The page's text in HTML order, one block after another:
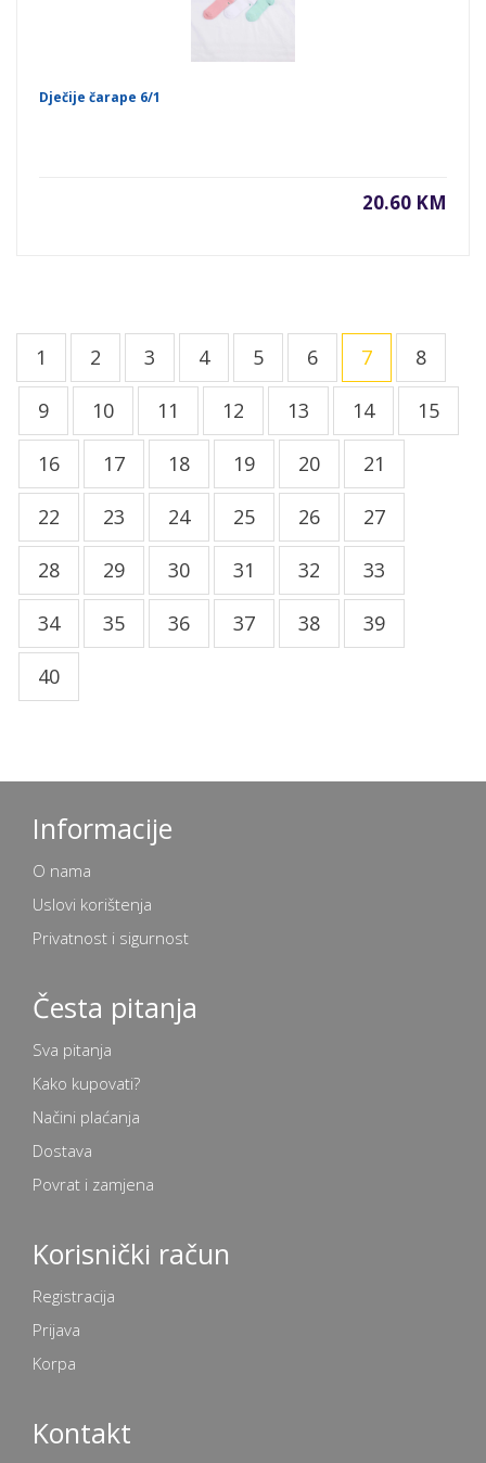
Dječije čarape 6/1
20.60 KM
1 2 3 4 5 6 7 8
9 10 11 12 13 14 15
16 17 18 19 20 21
22 23 24 25 26 27
28 29 30 31 32 33
34 35 36 37 38 39
40
Informacije
O nama
Uslovi korištenja
Privatnost i sigurnost
Česta pitanja
Sva pitanja
Kako kupovati?
Načini plaćanja
Dostava
Povrat i zamjena
Korisnički račun
Registracija
Prijava
Korpa
Kontakt